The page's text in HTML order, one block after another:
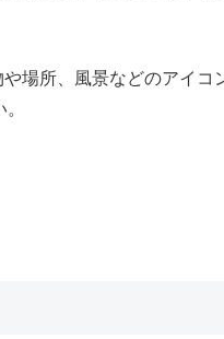
場所、風景などのアイコ